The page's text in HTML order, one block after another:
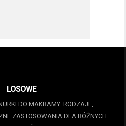
LOSOWE
DO MAKRAMY: RODZAJE,
ZASTOSOWANIA DLA RÓŻNYCH